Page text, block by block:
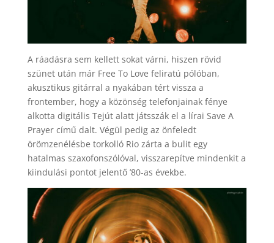
A ráadásra sem kellett sokat várni, hiszen rövid
szünet után már Free To Love feliratú pólóban,
akusztikus gitárral a nyakában tért vissza a
frontember, hogy a közönség telefonjainak fénye
alkotta digitális Tejút alatt játsszák el a lírai Save A
Prayer című dalt. Végül pedig az önfeledt
örömzenélésbe torkolló Rio zárta a bulit egy
hatalmas szaxofonszólóval, visszarepítve mindenkit a
kiindulási pontot jelentő ’80-as évekbe.